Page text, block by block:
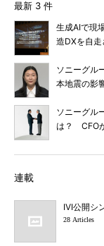
最新 3 件
生成AIで現
造DXを自
ソニーグル
本地震の影
ソニーグル
は？ CFO
連載
IVI公開シ
28 Articles